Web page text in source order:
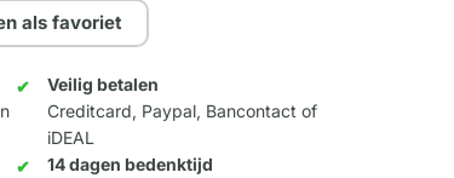
als favoriet
Veilig betalen
Creditcard, Paypal, Bancontact of
iDEAL
14 dagen bedenktijd